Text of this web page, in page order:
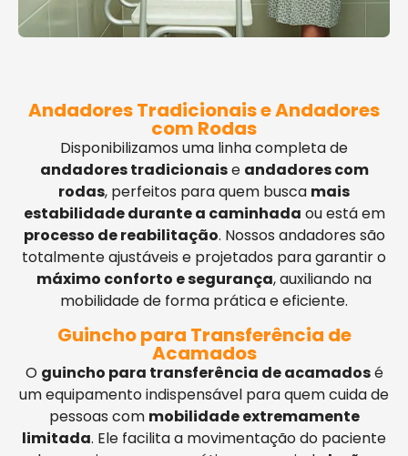
Andadores Tradicionais e Andadores
com Rodas
Disponibilizamos uma linha completa de
andadores tradicionaise andadores com
rodas, perfeitos para quem busca mais
estabilidade durante a caminhada ou está em
processo de reabilitação. Nossos andadores são
totalmente ajustáveis e projetados para garantir o
máximo conforto e segurança, auxiliando na
mobilidade de forma prática e eficiente.
Guincho para Transferência de
Acamados
O guincho para transferência de acamadosé
um equipamento indispensável para quem cuida de
pessoas com mobilidade extremamente
limitada. Ele facilita a movimentação do paciente